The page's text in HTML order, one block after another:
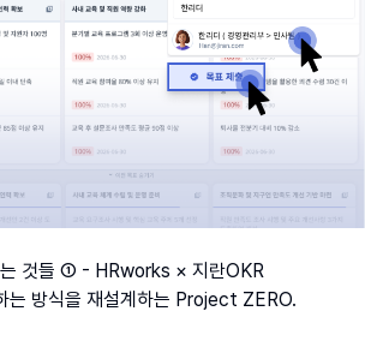
것들 ① - HRworks × 지란OKR
는 방식을 재설계하는 Project ZERO.